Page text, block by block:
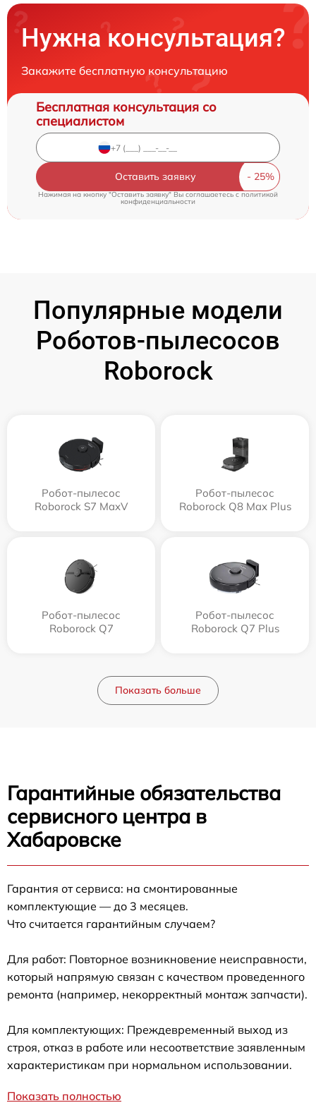
Нужна консультация?
Закажите бесплатную консультацию
Бесплатная консультация со
специалистом
Оставить заявку
Нажимая на кнопку "Оставить заявку" Вы соглашаетесь c политикой
конфиденциальности
Популярные модели
Роботов-пылесосов
Roborock
Робот-пылесос
Roborock S7 MaxV
Робот-пылесос
Roborock Q8 Max Plus
Робот-пылесос
Roborock Q7
Робот-пылесос
Roborock Q7 Plus
Показать больше
Гарантийные обязательства
сервисного центра в
Хабаровске
Гарантия от сервиса: на смонтированные
комплектующие — до 3 месяцев.
Что считается гарантийным случаем?
Для работ: Повторное возникновение неисправности,
который напрямую связан с качеством проведенного
ремонта (например, некорректный монтаж запчасти).
Для комплектующих: Преждевременный выход из
строя, отказ в работе или несоответствие заявленным
характеристикам при нормальном использовании.
Показать полностью